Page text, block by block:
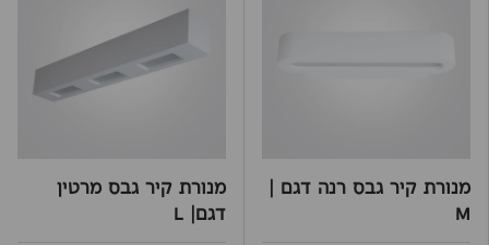
מנורת קיר גבס רנה דגם |
M
מנורת קיר גבס מרטין
דגם| L